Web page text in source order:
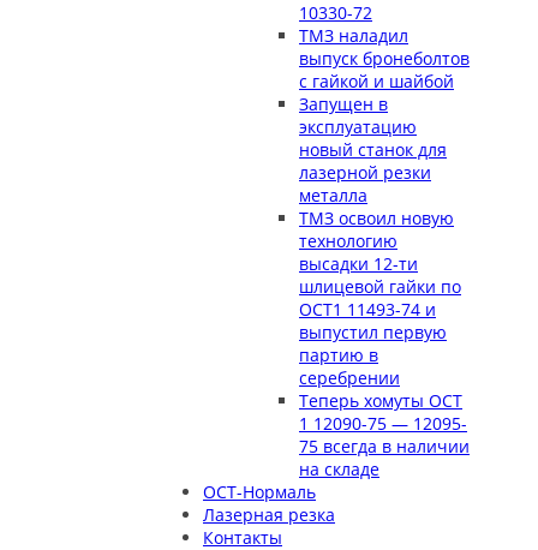
10330-72
ТМЗ наладил
выпуск бронеболтов
с гайкой и шайбой
Запущен в
эксплуатацию
новый станок для
лазерной резки
металла
ТМЗ освоил новую
технологию
высадки 12-ти
шлицевой гайки по
ОСТ1 11493-74 и
выпустил первую
партию в
серебрении
Теперь хомуты ОСТ
1 12090-75 — 12095-
75 всегда в наличии
на складе
ОСТ-Нормаль
Лазерная резка
Контакты